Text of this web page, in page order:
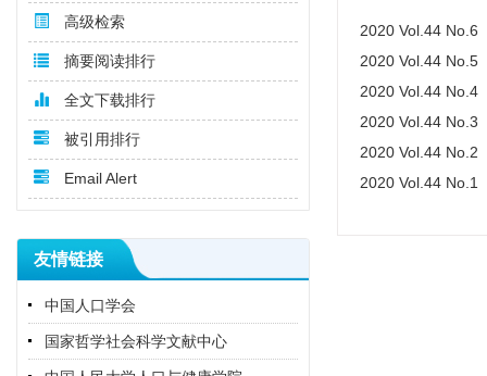
高级检索
摘要阅读排行
全文下载排行
被引用排行
Email Alert
友情链接
中国人口学会
国家哲学社会科学文献中心
2020 Vol.44
2020 Vol.44
2020 Vol.44
2020 Vol.44
2020 Vol.44
2020 Vol.44